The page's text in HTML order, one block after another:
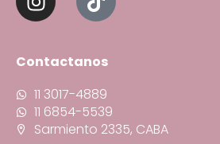
Contactanos
11 3017-4889
11 6854-5539
Sarmiento 2335, CABA